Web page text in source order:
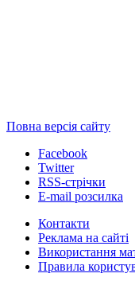
Повна версія сайту
Facebook
Twitter
RSS-стрічки
E-mail розсилка
Контакти
Реклама на сайті
Використання
Правила